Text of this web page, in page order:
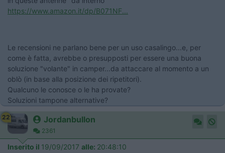
https://www.amazon.it/dp/B071NF...
Le recensioni ne parlano bene per un uso casalingo...e, per
come è fatta, avrebbe o presupposti per essere una buona
soluzione "volante" in camper...da attaccare al momento a un
oblò (in base alla posizione dei ripetitori).
Qualcuno le conosce o le ha provate?
Soluzioni tampone alternative?
22 Jordanbullon
2361
Inserito il 19/09/2017 alle: 20:48:10